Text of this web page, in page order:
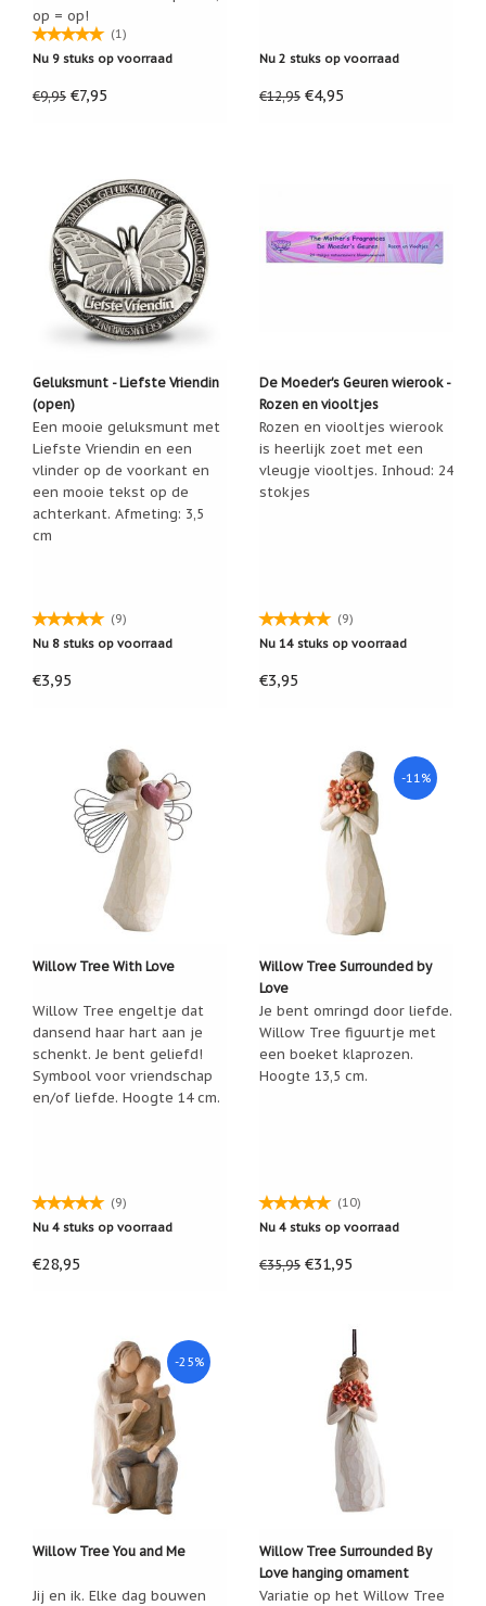
Cadeau
inpakservice
Shore:
welk
beeldje
past
welk
moment?
leven
met
een
webshop
(door
Jong)
Een
cadeau
rouw:
wanneer
woorden
De
cadeauverpakking
spiritualiteit
betalen
in
3
Verhuizingsuitverkoop
vinden
van
een
op = op!
(1)
Nu 9 stuks op voorraad
€9,95 €7,95
Nu 2 stuks op voorraad
€12,95 €4,95
Geluksmunt - Liefste Vriendin
(open)
Een mooie geluksmunt met
Liefste Vriendin en een
vlinder op de voorkant en
een mooie tekst op de
achterkant. Afmeting: 3,5
cm
(9)
Nu 8 stuks op voorraad
€3,95
De Moeder's Geuren wierook -
Rozen en viooltjes
Rozen en viooltjes wierook
is heerlijk zoet met een
vleugje viooltjes. Inhoud: 24
stokjes
(9)
Nu 14 stuks op voorraad
€3,95
Willow Tree With Love
Willow Tree engeltje dat
dansend haar hart aan je
schenkt. Je bent geliefd!
Symbool voor vriendschap
en/of liefde. Hoogte 14 cm.
(9)
Nu 4 stuks op voorraad
€28,95
-11%
Willow Tree Surrounded by
Love
Je bent omringd door liefde.
Willow Tree figuurtje met
een boeket klaprozen.
Hoogte 13,5 cm.
(10)
Nu 4 stuks op voorraad
€35,95 €31,95
-25%
Willow Tree You and Me
Jij en ik. Elke dag bouwen
Willow Tree Surrounded By
Love hanging ornament
Variatie op het Willow Tree